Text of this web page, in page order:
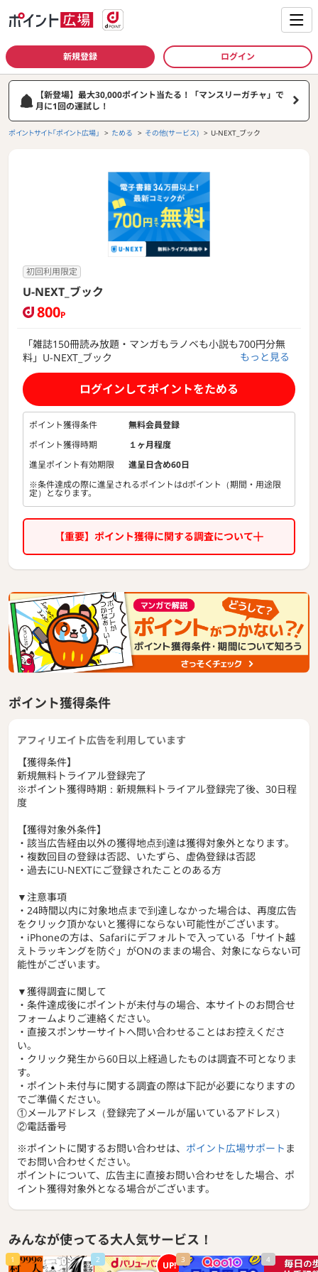
新規登録 ログイン
【新登場】最大30,000ポイント当たる！「マンスリーガチャ」で
月に1回の運試し！
ポイントサイト「ポイント広場」 ためる その他(サービス) U-NEXT_ブック
初回利用限定
U-NEXT_ブック
800P
「雑誌150冊読み放題・マンガもラノベも小説も700円分無
料」U-NEXT_ブック
もっと見る
ログインしてポイントをためる
ポイント獲得条件
無料会員登録
ポイント獲得時期
１ヶ月程度
進呈ポイント有効期限
進呈日含め60日
※条件達成の際に進呈されるポイントはdポイント（期間・用途限
定）となります。
【重要】ポイント獲得に関する調査について
ポイント獲得条件
アフィリエイト広告を利用しています
【獲得条件】
新規無料トライアル登録完了
※ポイント獲得時期：新規無料トライアル登録完了後、30日程
度
【獲得対象外条件】
・該当広告経由以外の獲得地点到達は獲得対象外となります。
・複数回目の登録は否認、いたずら、虚偽登録は否認
・過去にU-NEXTにご登録されたことのある方
▼注意事項
・24時間以内に対象地点まで到達しなかった場合は、再度広告
をクリック頂かないと獲得にならない可能性がございます。
・iPhoneの方は、Safariにデフォルトで入っている「サイト越
えトラッキングを防ぐ」がONのままの場合、対象にならない可
能性がございます。
▼獲得調査に関して
・条件達成後にポイントが未付与の場合、本サイトのお問合せ
フォームよりご連絡ください。
・直接スポンサーサイトへ問い合わせることはお控えくださ
い。
・クリック発生から60日以上経過したものは調査不可となりま
す。
・ポイント未付与に関する調査の際は下記が必要になりますの
でご準備ください。
①メールアドレス（登録完了メールが届いているアドレス）
②電話番号
※ポイントに関するお問い合わせは、 ポイント広場サポート ま
でお問い合わせください。
ポイントについて、広告主に直接お問い合わせをした場合、ポ
イント獲得対象外となる場合がございます。
みんなが使ってる大人気サービス！
1 2 UP! 3 4